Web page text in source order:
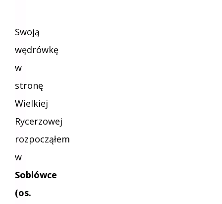
Swoją
wędrówkę
w
stronę
Wielkiej
Rycerzowej
rozpocząłem
w
Soblówce
(os.